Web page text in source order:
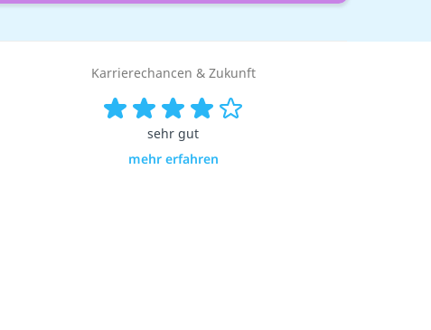
Karrierechancen & Zukunft
sehr gut
mehr erfahren